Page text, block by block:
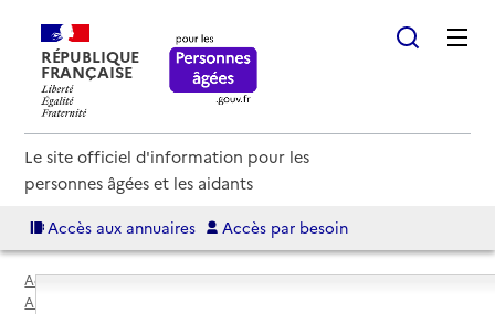
RÉPUBLIQUE
FRANÇAISE
Le site officiel d'information pour les
personnes âgées et les aidants
Accès aux annuaires Accès par besoin
Accueil
Espace annuaire
Annuaire EHPAD et maisons de retraite